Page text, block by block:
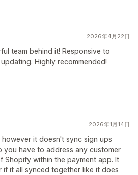
2026年4月22日
team behind it! Responsive to
Highly recommended!
2026年1月14日
it doesn't sync sign ups
you have to address any customer
Shopify within the payment app. It
if it all synced together like it does